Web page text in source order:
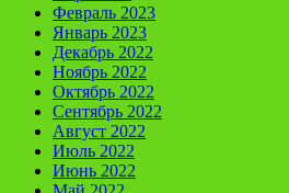
Февраль 2023
Январь 2023
Декабрь 2022
Ноябрь 2022
Октябрь 2022
Сентябрь 2022
Август 2022
Июль 2022
Июнь 2022